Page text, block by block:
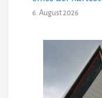
6. August 2026